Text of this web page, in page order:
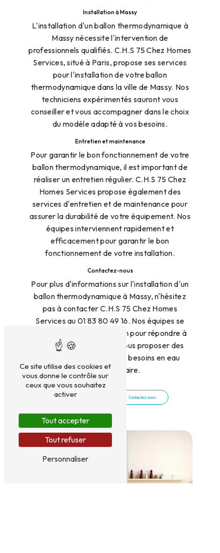
Installation à Massy
L'installation d'un ballon thermodynamique à
Massy nécessite l'intervention de
professionnels qualifiés. C.H.S 75 Chez Homes
Services, situé à Paris, propose ses services
pour l'installation de votre ballon
thermodynamique dans la ville de Massy. Nos
techniciens expérimentés sauront vous
conseiller et vous accompagner dans le choix
du modèle adapté à vos besoins.
Entretien et maintenance
Pour garantir le bon fonctionnement de votre
ballon thermodynamique, il est important de
réaliser un entretien régulier. C.H.S 75 Chez
Homes Services propose également des
services d'entretien et de maintenance pour
assurer la durabilité de votre équipement. Nos
équipes interviennent rapidement et
efficacement pour garantir le bon
fonctionnement de votre installation.
Contactez-nous
Pour plus d'informations sur l'installation d'un
ballon thermodynamique à Massy, n'hésitez
pas à contacter C.H.S 75 Chez Homes
Services au 01 83 80 49 16. Nos équipes se
tiennent à votre disposition pour répondre à
toutes vos questions et vous proposer des
solutions adaptées à vos besoins en eau
chaude sanitaire.
En savoir plus Contactez-nous
Ce site utilise des cookies et
vous donne le contrôle sur
ceux que vous souhaitez
activer
Tout accepter
Tout refuser
Personnaliser